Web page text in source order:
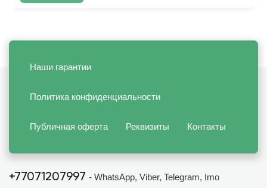
Наши гарантии
Политика конфиденциальности
Публичная оферта Реквизиты Контакты
+77071207997 - WhatsApp, Viber, Telegram, Imo